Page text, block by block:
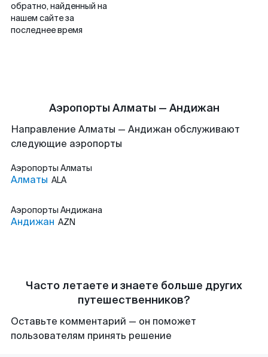
обратно, найденный на
нашем сайте за
последнее время
Аэропорты Алматы — Андижан
Направление Алматы — Андижан обслуживают
следующие аэропорты
Аэропорты Алматы
Алматы ALA
Аэропорты Андижана
Андижан AZN
Часто летаете и знаете больше других
путешественников?
Оставьте комментарий — он поможет
пользователям принять решение